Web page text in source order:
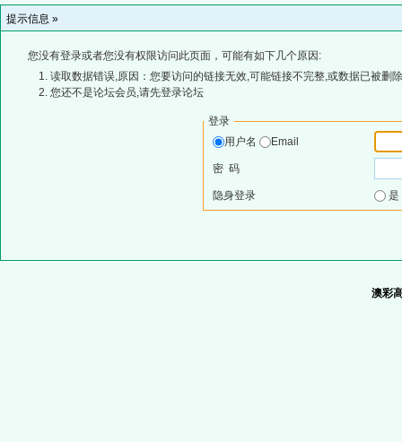
提示信息 »
您没有登录或者您没有权限访问此页面，可能有如下几个原因:
读取数据错误,原因：您要访问的链接无效,可能链接不完整,或数据已被删
您还不是论坛会员,请先登录论坛
登录
用户名
Email
密 码
隐身登录
澳彩